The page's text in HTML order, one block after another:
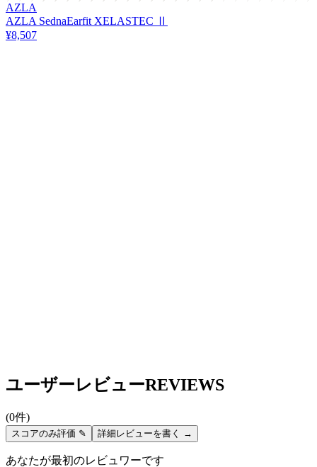
AZLA
AZLA SednaEarfit XELASTEC Ⅱ
¥8,507
ユーザーレビューREVIEWS
(0件)
スコアのみ評価 ✎ 詳細レビューを書く →
あなたが最初のレビュワーです